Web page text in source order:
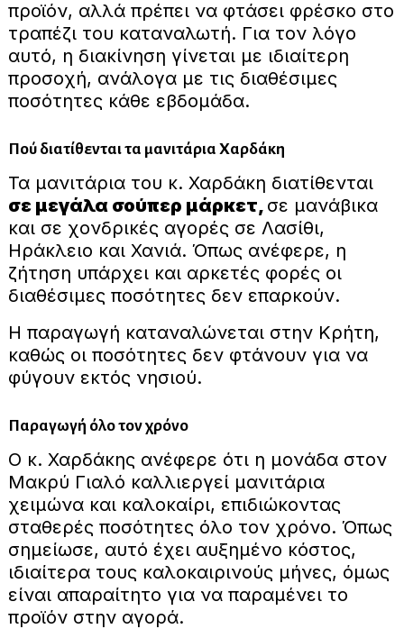
προϊόν, αλλά πρέπει να φτάσει φρέσκο στο
τραπέζι του καταναλωτή. Για τον λόγο
αυτό, η διακίνηση γίνεται με ιδιαίτερη
προσοχή, ανάλογα με τις διαθέσιμες
ποσότητες κάθε εβδομάδα.
Πού διατίθενται τα μανιτάρια Χαρδάκη
Τα μανιτάρια του κ. Χαρδάκη διατίθενται
σε μεγάλα σούπερ μάρκετ, σε μανάβικα
και σε χονδρικές αγορές σε Λασίθι,
Ηράκλειο και Χανιά. Όπως ανέφερε, η
ζήτηση υπάρχει και αρκετές φορές οι
διαθέσιμες ποσότητες δεν επαρκούν.
Η παραγωγή καταναλώνεται στην Κρήτη,
καθώς οι ποσότητες δεν φτάνουν για να
φύγουν εκτός νησιού.
Παραγωγή όλο τον χρόνο
Ο κ. Χαρδάκης ανέφερε ότι η μονάδα στον
Μακρύ Γιαλό καλλιεργεί μανιτάρια
χειμώνα και καλοκαίρι, επιδιώκοντας
σταθερές ποσότητες όλο τον χρόνο. Όπως
σημείωσε, αυτό έχει αυξημένο κόστος,
ιδιαίτερα τους καλοκαιρινούς μήνες, όμως
είναι απαραίτητο για να παραμένει το
προϊόν στην αγορά.